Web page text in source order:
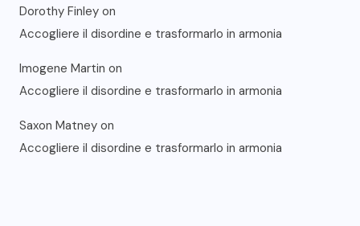
Dorothy Finley on
Accogliere il disordine e trasformarlo in armonia
Imogene Martin on
Accogliere il disordine e trasformarlo in armonia
Saxon Matney on
Accogliere il disordine e trasformarlo in armonia